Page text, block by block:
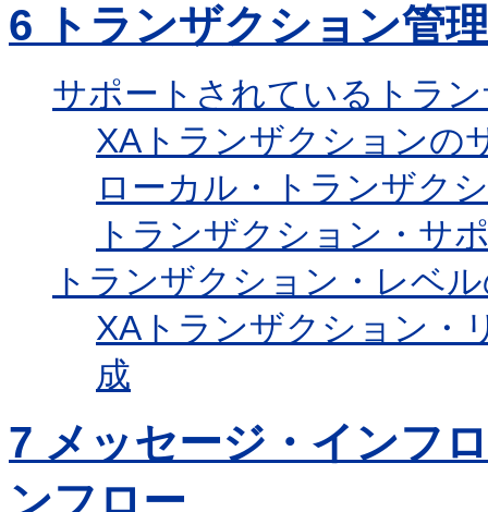
6 トランザクション管理
サポートされているトラ
XAトランザクションの
ローカル・トランザク
トランザクション・サ
トランザクション・レベ
XAトランザクション・
成
7 メッセージ・インフ
ンフロー